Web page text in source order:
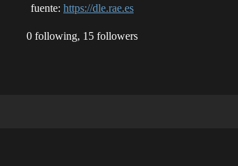
fuente: https://dle.rae.es
0 following, 15 followers